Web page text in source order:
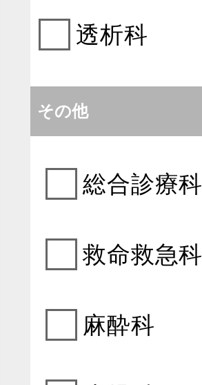
透析科
その他
総合診療科
救命救急科
麻酔科